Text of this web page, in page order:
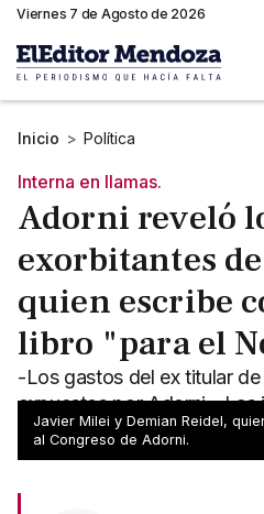
Viernes 7 de Agosto de 2026
Inicio > Política
Interna en llamas.
Adorni reveló
exorbitantes
quien escribe
libro "para el
-Los gastos del ex titular
expuestos por Adorni. -Las
están en su punto extremo.
Javier Milei y Demian Reidel,
al Congreso de Adorni.